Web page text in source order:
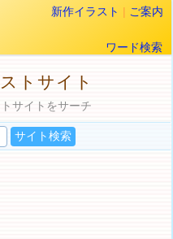
新作イラスト | ご案内
ワード検索
トサイト
サイトをサーチ